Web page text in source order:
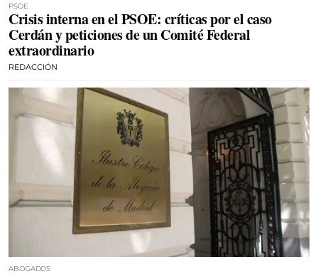
PSOE
Crisis interna en el PSOE: críticas por el caso
Cerdán y peticiones de un Comité Federal
extraordinario
REDACCIÓN
ABOGADOS